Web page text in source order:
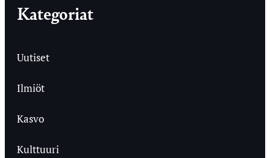
Kategoriat
Uutiset
Ilmiöt
Kasvo
Kulttuuri